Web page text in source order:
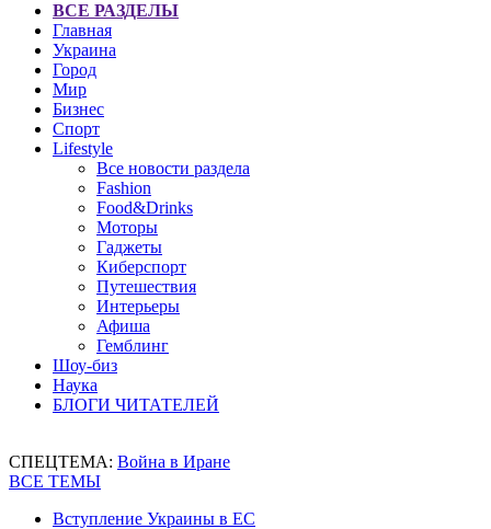
ВСЕ РАЗДЕЛЫ
Главная
Украина
Город
Мир
Бизнес
Спорт
Lifestyle
Все новости раздела
Fashion
Food&Drinks
Моторы
Гаджеты
Киберспорт
Путешествия
Интерьеры
Афиша
Гемблинг
Шоу-биз
Наука
БЛОГИ ЧИТАТЕЛЕЙ
СПЕЦТЕМА: Война в Иране
ВСЕ ТЕМЫ
Вступление Украины в ЕС